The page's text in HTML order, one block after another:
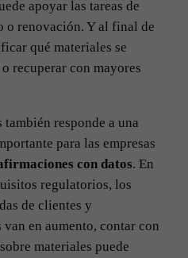
apoyar las tareas de
o renovación. Y al final de
qué materiales se
recuperar con mayores
responde a una
para las empresas
con datos. En
regulatorios, los
de clientes y
en aumento, contar con
materiales puede